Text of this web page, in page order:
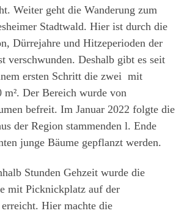
Weiter geht die Wanderung zum
Stadtwald. Hier ist durch die
Dürrejahre und Hitzeperioden der
verschwunden. Deshalb gibt es seit
ersten Schritt die zwei mit
Der Bereich wurde von
befreit. Im Januar 2022 folgte die
der Region stammenden l. Ende
junge Bäume gepflanzt werden.
Stunden Gehzeit wurde die
mit Picknickplatz auf der
Hier machte die